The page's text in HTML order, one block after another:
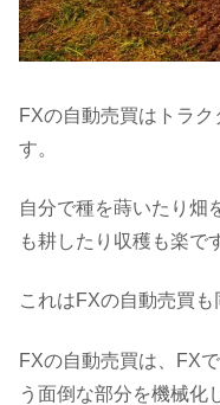
FXの自動売買はトラ
す。
自分で種を蒔いたり畑
も耕したり収穫も楽で
これはFXの自動売買も
FXの自動売買は、FX
う面倒な部分を機械化